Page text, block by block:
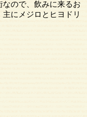
なので、飲みに来るお
主にメジロとヒヨドリ